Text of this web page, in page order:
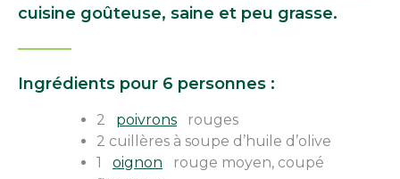
cuisine goûteuse, saine et peu grasse.
Ingrédients pour 6 personnes :
2 poivrons
rouges
2 cuillères à soupe d’huile d’olive
1
oignon
rouge moyen, coupé